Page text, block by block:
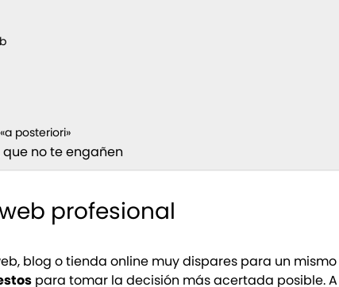
posteriori»
no te engañen
profesional
blog o tienda online muy dispares para un mismo
para tomar la decisión más acertada posible.